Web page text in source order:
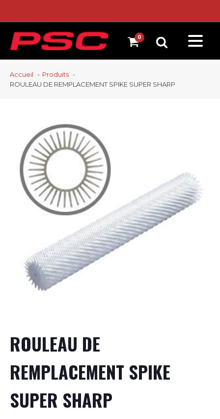
Accueil
Produits
ROULEAU DE REMPLACEMENT SPIKE SUPER SHARP
ROULEAU DE
REMPLACEMENT SPIKE
SUPER SHARP